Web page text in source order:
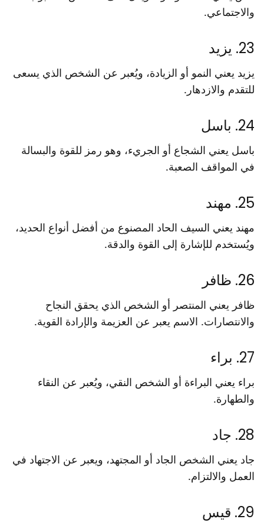
والاجتماعي.
23. يزيد
يزيد يعني النمو أو الزيادة، ويُعبر عن الشخص الذي يسعى
للتقدم والازدهار.
24. باسل
باسل يعني الشجاع أو الجريء، وهو رمز للقوة والبسالة
في المواقف الصعبة.
25. مهند
مهند يعني السيف الحاد المصنوع من أفضل أنواع الحديد،
ويُستخدم للإشارة إلى القوة والدقة.
26. ظافر
ظافر يعني المنتصر أو الشخص الذي يحقق النجاح
والانتصارات. الاسم يعبر عن العزيمة والإرادة القوية.
27. براء
براء يعني البراءة أو الشخص النقي، ويُعبر عن النقاء
والطهارة.
28. جاد
جاد يعني الشخص الجاد أو المجتهد، ويعبر عن الاجتهاد في
العمل والالتزام.
29. قيس